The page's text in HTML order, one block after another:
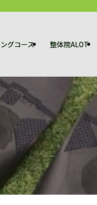
グコース 整体院ALOT